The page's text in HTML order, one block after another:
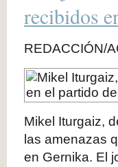
recibidos
REDACCIÓN/
Mikel Iturgaiz,
las amenazas
en Gernika. El